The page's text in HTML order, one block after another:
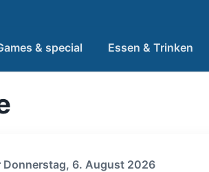
& special Essen & Trinken
Donnerstag, 6. August 2026